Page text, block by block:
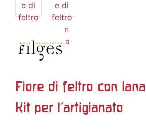
Fiore di feltro con lana
Kit per l'artigianato